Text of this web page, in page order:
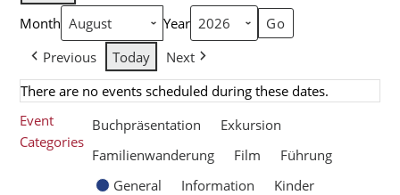
Month
Year
Previous
Today
Next
There are no events scheduled during these dates.
Event
Categories
Buchpräsentation
Exkursion
Familienwanderung
Film
Führung
General
Information
Kinder